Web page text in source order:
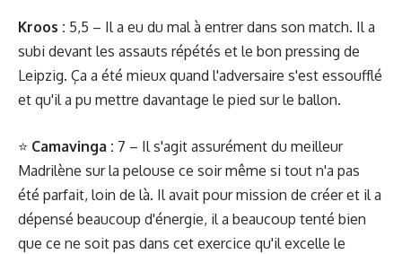
Kroos : 5,5 – Il a eu du mal à entrer dans son match. Il a
subi devant les assauts répétés et le bon pressing de
Leipzig. Ça a été mieux quand l'adversaire s'est essoufflé
et qu'il a pu mettre davantage le pied sur le ballon.
⭐️ Camavinga : 7 – Il s'agit assurément du meilleur
Madrilène sur la pelouse ce soir même si tout n'a pas
été parfait, loin de là. Il avait pour mission de créer et il a
dépensé beaucoup d'énergie, il a beaucoup tenté bien
que ce ne soit pas dans cet exercice qu'il excelle le